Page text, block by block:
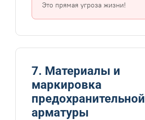
Это прямая угроза жизни!
7. Материалы и
маркировка
предохранительной
арматуры